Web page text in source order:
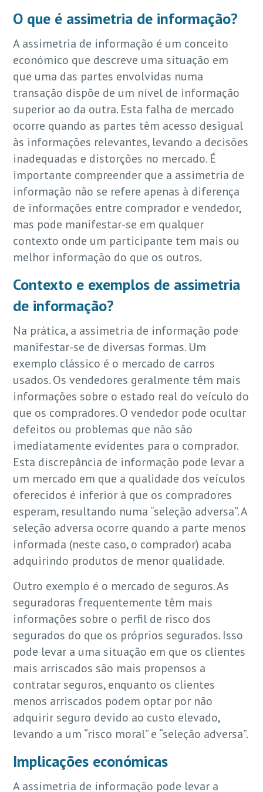
O que é assimetria de informação?
A assimetria de informação é um conceito
económico que descreve uma situação em
que uma das partes envolvidas numa
transação dispõe de um nível de informação
superior ao da outra. Esta falha de mercado
ocorre quando as partes têm acesso desigual
às informações relevantes, levando a decisões
inadequadas e distorções no mercado. É
importante compreender que a assimetria de
informação não se refere apenas à diferença
de informações entre comprador e vendedor,
mas pode manifestar-se em qualquer
contexto onde um participante tem mais ou
melhor informação do que os outros.
Contexto e exemplos de assimetria
de informação?
Na prática, a assimetria de informação pode
manifestar-se de diversas formas. Um
exemplo clássico é o mercado de carros
usados. Os vendedores geralmente têm mais
informações sobre o estado real do veículo do
que os compradores. O vendedor pode ocultar
defeitos ou problemas que não são
imediatamente evidentes para o comprador.
Esta discrepância de informação pode levar a
um mercado em que a qualidade dos veículos
oferecidos é inferior à que os compradores
esperam, resultando numa “seleção adversa”. A
seleção adversa ocorre quando a parte menos
informada (neste caso, o comprador) acaba
adquirindo produtos de menor qualidade.
Outro exemplo é o mercado de seguros. As
seguradoras frequentemente têm mais
informações sobre o perfil de risco dos
segurados do que os próprios segurados. Isso
pode levar a uma situação em que os clientes
mais arriscados são mais propensos a
contratar seguros, enquanto os clientes
menos arriscados podem optar por não
adquirir seguro devido ao custo elevado,
levando a um “risco moral” e “seleção adversa”.
Implicações económicas
A assimetria de informação pode levar a